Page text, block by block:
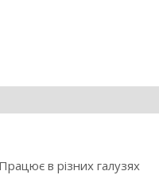
в різних галузях